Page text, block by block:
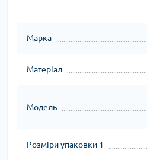
Марка
Матеріал
Модель
Розміри упаковки 1